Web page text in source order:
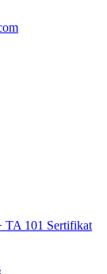
TA 101 Sertifikat